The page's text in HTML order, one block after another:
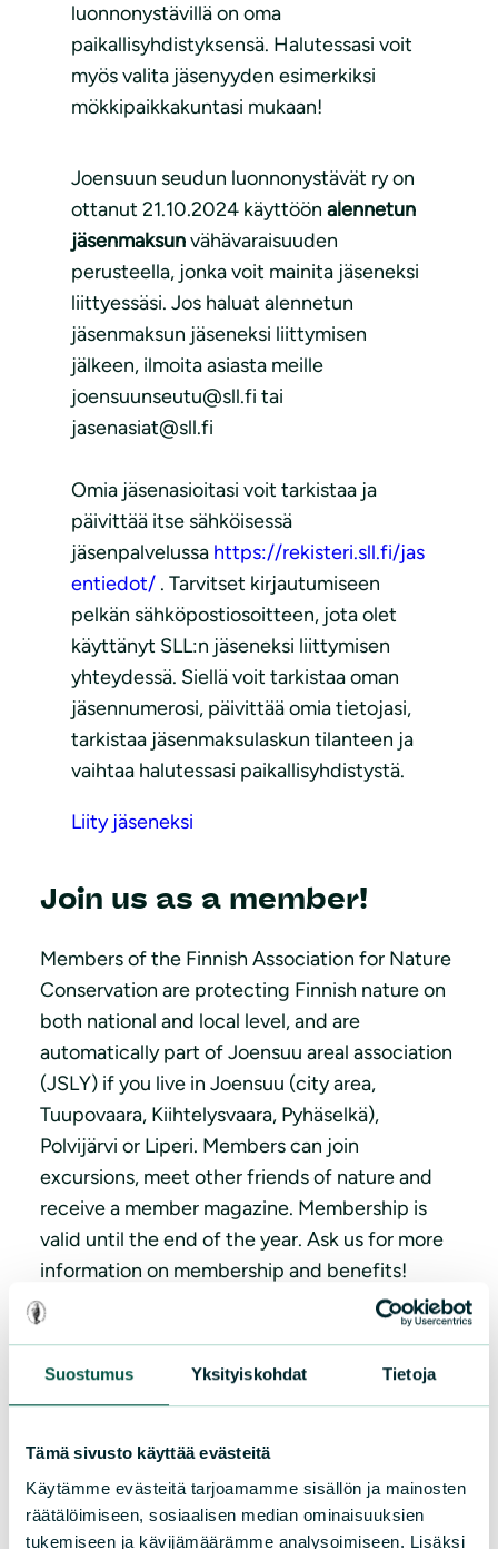
Suostumus Yksityiskohdat Tietoja
Tämä sivusto käyttää evästeitä
Käytämme evästeitä tarjoamamme sisällön ja mainosten
räätälöimiseen, sosiaalisen median ominaisuuksien
tukemiseen ja kävijämäärämme analysoimiseen. Lisäksi
luonnonystävillä on oma
paikallisyhdistyksensä. Halutessasi voit
myös valita jäsenyyden esimerkiksi
mökkipaikkakuntasi mukaan!
Joensuun seudun luonnonystävät ry on
ottanut 21.10.2024 käyttöön alennetun
jäsenmaksunvähävaraisuuden
perusteella, jonka voit mainita jäseneksi
liittyessäsi. Jos haluat alennetun
jäsenmaksun jäseneksi liittymisen
jälkeen, ilmoita asiasta meille
joensuunseutu@sll.fi tai
jasenasiat@sll.fi
Omia jäsenasioitasi voit tarkistaa ja
päivittää itse sähköisessä
jäsenpalvelussa https://rekisteri.sll.fi/jas
entiedot/ . Tarvitset kirjautumiseen
pelkän sähköpostiosoitteen, jota olet
käyttänyt SLL:n jäseneksi liittymisen
yhteydessä. Siellä voit tarkistaa oman
jäsennumerosi, päivittää omia tietojasi,
tarkistaa jäsenmaksulaskun tilanteen ja
vaihtaa halutessasi paikallisyhdistystä.
Liity jäseneksi
Join us as a member!
Members of the Finnish Association for Nature
Conservation are protecting Finnish nature on
both national and local level, and are
automatically part of Joensuu areal association
(JSLY) if you live in Joensuu (city area,
Tuupovaara, Kiihtelysvaara, Pyhäselkä),
Polvijärvi or Liperi. Members can join
excursions, meet other friends of nature and
receive a member magazine. Membership is
valid until the end of the year. Ask us for more
information on membership and benefits!
join here
Suomen luonnonsuojeluliiton Pohjois-Karjalan